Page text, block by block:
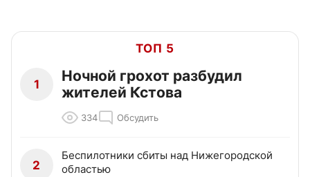
ТОП 5
1
Ночной грохот разбудил
жителей Кстова
334 Обсудить
2
Беспилотники сбиты над Нижегородской
областью